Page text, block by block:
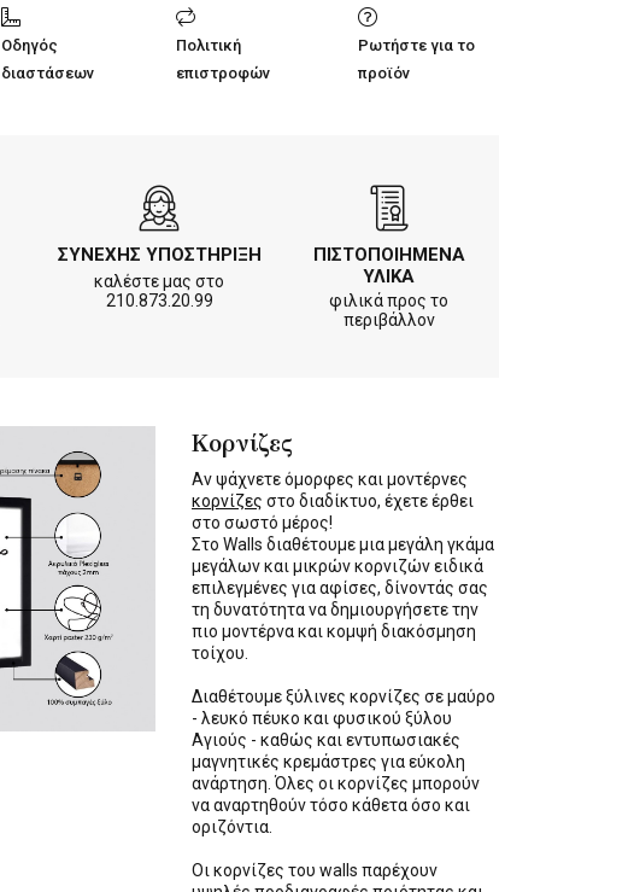
Οδηγός
διαστάσεων
Πολιτική
επιστροφών
Ρωτήστε για το
προϊόν
ΣΥΝΕΧΗΣ ΥΠΟΣΤΗΡΙΞΗ
καλέστε μας στο
210.873.20.99
ΠΙΣΤΟΠΟΙΗΜΕΝΑ
ΥΛΙΚΑ
φιλικά προς το
περιβάλλον
Κορνίζες
Αν ψάχνετε όμορφες και μοντέρνες
κορνίζες στο διαδίκτυο, έχετε έρθει
στο σωστό μέρος!
Στο Walls διαθέτουμε μια μεγάλη γκάμα
μεγάλων και μικρών κορνιζών ειδικά
επιλεγμένες για αφίσες, δίνοντάς σας
τη δυνατότητα να δημιουργήσετε την
πιο μοντέρνα και κομψή διακόσμηση
τοίχου.
Διαθέτουμε ξύλινες κορνίζες σε μαύρο
- λευκό πέυκο και φυσικού ξύλου
Αγιούς - καθώς και εντυπωσιακές
μαγνητικές κρεμάστρες για εύκολη
ανάρτηση. Όλες οι κορνίζες μπορούν
να αναρτηθούν τόσο κάθετα όσο και
οριζόντια.
Οι κορνίζες του walls παρέχουν